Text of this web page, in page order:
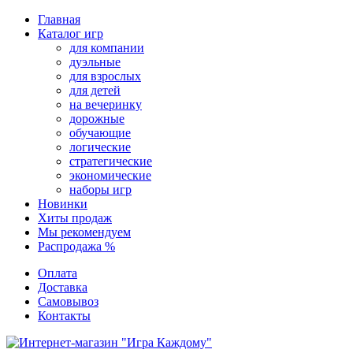
Перейти
содержимому
Главная
Каталог игр
для компании
дуэльные
для взрослых
для детей
на вечеринку
дорожные
обучающие
логические
стратегические
экономические
наборы игр
Новинки
Хиты продаж
Мы рекомендуем
Распродажа %
Оплата
Доставка
Самовывоз
Контакты